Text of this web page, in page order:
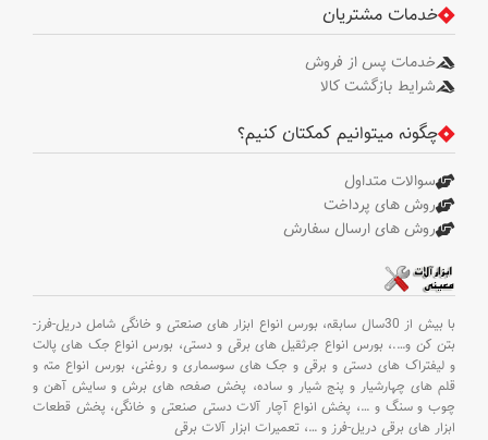
خدمات مشتریان
خدمات پس از فروش
شرایط بازگشت کالا
چگونه میتوانیم کمکتان کنیم؟
سوالات متداول
روش های پرداخت
روش های ارسال سفارش
با بیش از 30سال سابقه،
بورس انواع ابزار های صنعتی و خانگی شامل دریل-فرز-
بتن کن و….، بورس انواع جرثقیل های برقی و دستی، بورس انواع جک های پالت
و لیفتراک های دستی و برقی و جک های سوسماری و روغنی، بورس انواع مته و
قلم های چهارشیار و پنج شیار و ساده، پخش صفحه های برش و سایش آهن و
چوب و سنگ و …، پخش انواع آچار آلات دستی صنعتی و خانگی، پخش قطعات
ابزار های برقی دریل-فرز و …، تعمیرات ابزار آلات برقی